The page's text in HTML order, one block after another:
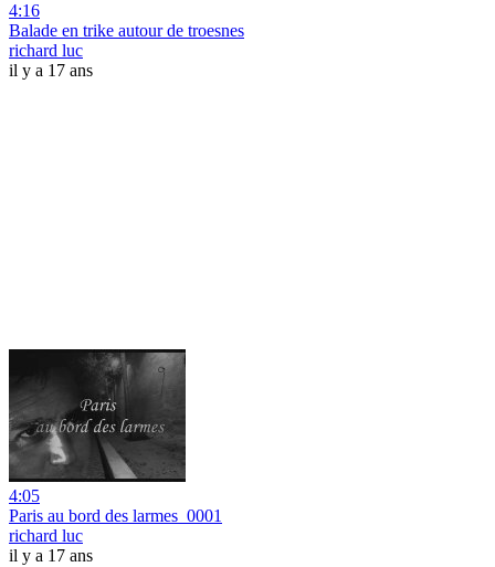
4:16
Balade en trike autour de troesnes
richard luc
il y a 17 ans
4:05
Paris au bord des larmes_0001
richard luc
il y a 17 ans